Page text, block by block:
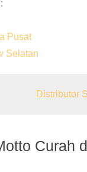
Pusat
Selatan
Distributor
Curah